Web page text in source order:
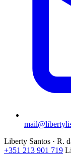
Liberty Santos · R.
+351 213 901 719